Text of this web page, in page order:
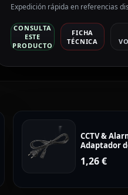
Expedición rápida en referencias
CONSULTA
ESTE
PRODUCTO
FICHA
TÉCNICA
CCTV &
Adaptador
1,26€